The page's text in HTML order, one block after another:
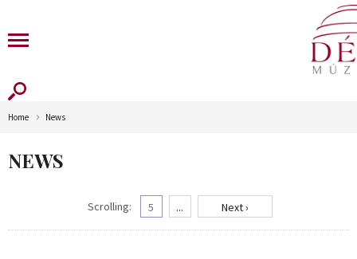
Home News
NEWS
Scrolling: 5 ... Next ›